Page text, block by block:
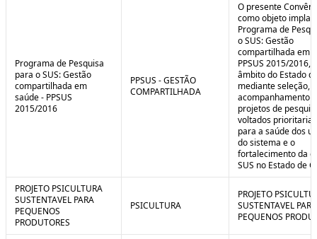
Programa de Pesquisa
para o SUS: Gestão
compartilhada em
saúde - PPSUS
2015/2016
PPSUS - GESTÃO
COMPARTILHADA
O presente
como objeto
Programa de
o SUS: Gestão
compartilhada em
PPSUS 2015/2016,
âmbito do Estado
mediante seleção,
acompanhamento
projetos de
voltados
para a saúde dos
do sistema e o
fortalecimento da
SUS no Estado de
PROJETO PSICULTURA
SUSTENTAVEL PARA
PEQUENOS
PRODUTORES
PSICULTURA
PROJETO
SUSTENTAVEL PARA
PEQUENOS